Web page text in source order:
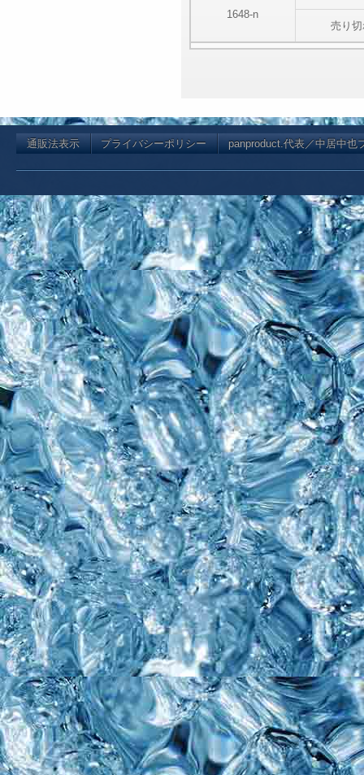
1648-n
売り
通販法表示 プライバシーポリシー panproduct.代表／中居中也